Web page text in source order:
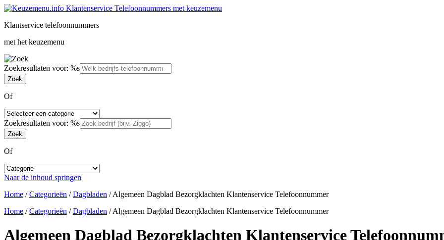
Klantservice telefoonnummers
met het keuzemenu
Zoekresultaten voor: %s
Of
Zoekresultaten voor: %s
Of
Naar de inhoud springen
Home /Categorieën /Dagbladen /Algemeen Dagblad Bezorgklachten Klantenservice Telefoonnummer
Home /Categorieën /Dagbladen /Algemeen Dagblad Bezorgklachten Klantenservice Telefoonnummer
Algemeen Dagblad Bezorgklachten Klantenservice